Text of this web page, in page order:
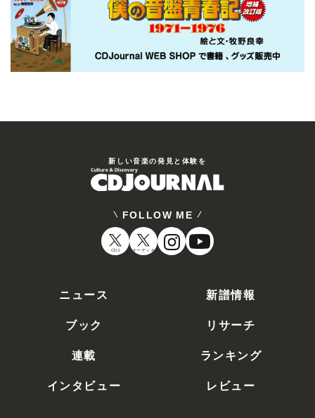
新しい⾳楽の発⾒と体験を
FOLLOW ME
CDJ オーディオ
ニュース
新譜情報
ブック
リサーチ
連載
ランキング
インタビュー
レビュー